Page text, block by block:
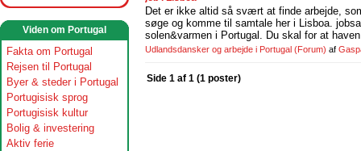
Viden om Portugal
Fakta om Portugal
Rejsen til Portugal
Byer & steder i Portugal
Portugisisk sprog
Portugisisk kultur
Bolig & investering
Aktiv ferie
Det er ikke altid så svært at finde arbejde,
søge og komme til samtale her i Lisboa.
solen&varmen i Portugal. Du skal for at
Udlandsdansker og arbejde i Portugal (Forum) af
Side 1 af 1 (1 poster)